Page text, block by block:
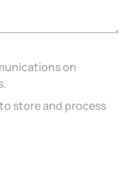
on
store and process